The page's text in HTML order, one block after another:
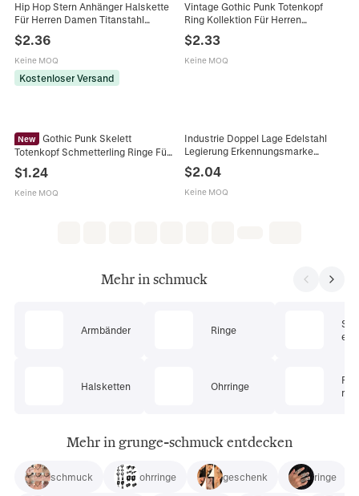
Hip Hop Stern Anhänger Halskette
Für Herren Damen Titanstahl
Asymmetrische Stiching Kette Y2K
Grunge Streetwear Schmuck
$2.36
Keine MOQ
Kostenloser Versand
Vintage Gothic Punk Totenkopf
Ring Kollektion Für Herren
Antiksilber Legierung Spinnennetz
Fledermaus Flügel Biker Ringe
Dunkler Schmuck
$2.33
Keine MOQ
New
Gothic Punk Skelett
Totenkopf Schmetterling Ringe Für
Damen Antiksilber Vintage
Halloween Schmuck Sortierte
Retro Grunge Schmuck
$1.24
Keine MOQ
Industrie Doppel Lage Edelstahl
Legierung Erkennungsmarke
Anhänger Halskette Silber
Mehrlagig Streetwear Grunge
Schmuck
$2.04
Keine MOQ
Mehr in schmuck
Armbänder
Halsketten
Ringe
Ohrringe
ets
Mehr in grunge-schmuck entdecken
schmuck ohrringe geschenk ringe